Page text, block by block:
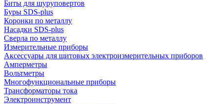
Биты для шуруповертов
Буры SDS-plus
Коронки по металлу
Насадки SDS-plus
Сверла по металлу
Измерительные приборы
Аксессуары для щитовых электроизмерительных приборов
Амперметры
Вольтметры
Многофункциональные приборы
Трансформаторы тока
Электроинструмент